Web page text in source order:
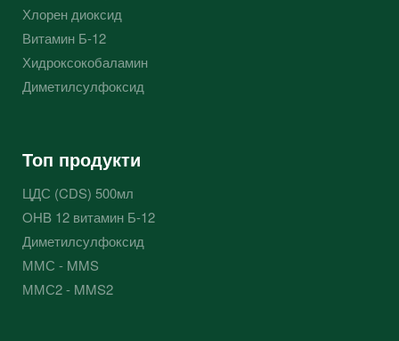
Хлорен диоксид
Витамин Б-12
Хидроксокобаламин
Диметилсулфоксид
Топ продукти
ЦДС (CDS) 500мл
OHB 12 витамин Б-12
Диметилсулфоксид
ММС - MMS
ММС2 - MMS2